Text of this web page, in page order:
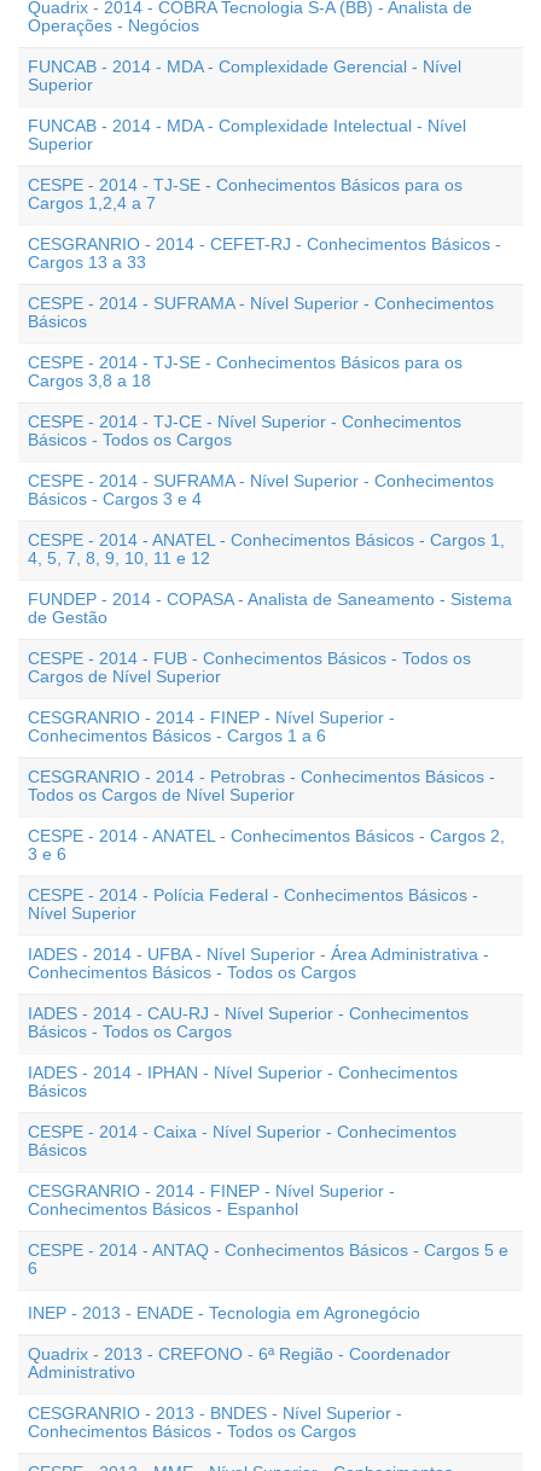
Quadrix - 2014 - COBRA Tecnologia S-A (BB) - Analista de
Operações - Negócios
FUNCAB - 2014 - MDA - Complexidade Gerencial - Nível
Superior
FUNCAB - 2014 - MDA - Complexidade Intelectual - Nível
Superior
CESPE - 2014 - TJ-SE - Conhecimentos Básicos para os
Cargos 1,2,4 a 7
CESGRANRIO - 2014 - CEFET-RJ - Conhecimentos Básicos -
Cargos 13 a 33
CESPE - 2014 - SUFRAMA - Nível Superior - Conhecimentos
Básicos
CESPE - 2014 - TJ-SE - Conhecimentos Básicos para os
Cargos 3,8 a 18
CESPE - 2014 - TJ-CE - Nível Superior - Conhecimentos
Básicos - Todos os Cargos
CESPE - 2014 - SUFRAMA - Nível Superior - Conhecimentos
Básicos - Cargos 3 e 4
CESPE - 2014 - ANATEL - Conhecimentos Básicos - Cargos 1,
4, 5, 7, 8, 9, 10, 11 e 12
FUNDEP - 2014 - COPASA - Analista de Saneamento - Sistema
de Gestão
CESPE - 2014 - FUB - Conhecimentos Básicos - Todos os
Cargos de Nível Superior
CESGRANRIO - 2014 - FINEP - Nível Superior -
Conhecimentos Básicos - Cargos 1 a 6
CESGRANRIO - 2014 - Petrobras - Conhecimentos Básicos -
Todos os Cargos de Nível Superior
CESPE - 2014 - ANATEL - Conhecimentos Básicos - Cargos 2,
3 e 6
CESPE - 2014 - Polícia Federal - Conhecimentos Básicos -
Nível Superior
IADES - 2014 - UFBA - Nível Superior - Área Administrativa -
Conhecimentos Básicos - Todos os Cargos
IADES - 2014 - CAU-RJ - Nível Superior - Conhecimentos
Básicos - Todos os Cargos
IADES - 2014 - IPHAN - Nível Superior - Conhecimentos
Básicos
CESPE - 2014 - Caixa - Nível Superior - Conhecimentos
Básicos
CESGRANRIO - 2014 - FINEP - Nível Superior -
Conhecimentos Básicos - Espanhol
CESPE - 2014 - ANTAQ - Conhecimentos Básicos - Cargos 5 e
6
INEP - 2013 - ENADE - Tecnologia em Agronegócio
Quadrix - 2013 - CREFONO - 6ª Região - Coordenador
Administrativo
CESGRANRIO - 2013 - BNDES - Nível Superior -
Conhecimentos Básicos - Todos os Cargos